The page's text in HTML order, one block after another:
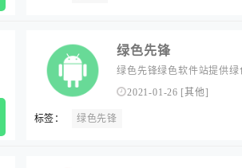
绿色先锋
绿色先锋绿色软件站提供
2021-01-26 [其他]
标签： 绿色先锋